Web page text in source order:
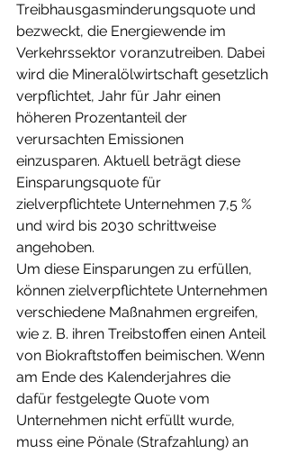
Treibhausgasminderungsquote und
bezweckt, die Energiewende im
Verkehrssektor voranzutreiben. Dabei
wird die Mineralölwirtschaft gesetzlich
verpflichtet, Jahr für Jahr einen
höheren Prozentanteil der
verursachten Emissionen
einzusparen. Aktuell beträgt diese
Einsparungsquote für
zielverpflichtete Unternehmen 7,5 %
und wird bis 2030 schrittweise
angehoben.
Um diese Einsparungen zu erfüllen,
können zielverpflichtete Unternehmen
verschiedene Maßnahmen ergreifen,
wie z. B. ihren Treibstoffen einen Anteil
von Biokraftstoffen beimischen. Wenn
am Ende des Kalenderjahres die
dafür festgelegte Quote vom
Unternehmen nicht erfüllt wurde,
muss eine Pönale (Strafzahlung) an